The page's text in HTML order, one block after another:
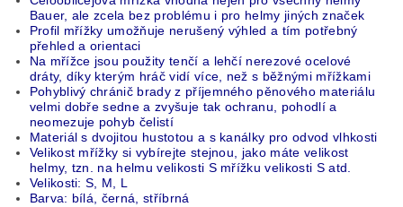
Bauer, ale zcela bez problému i pro helmy jiných značek
Profil mřížky umožňuje nerušený výhled a tím potřebný
přehled a orientaci
Na mřížce jsou použity tenčí a lehčí nerezové ocelové
dráty, díky kterým hráč vidí více, než s běžnými mřížkami
Pohyblivý chránič brady z příjemného pěnového materiálu
velmi dobře sedne a zvyšuje tak ochranu, pohodlí a
neomezuje pohyb čelistí
Materiál s dvojitou hustotou a s kanálky pro odvod vlhkosti
Velikost mřížky si vybírejte stejnou, jako máte velikost
helmy, tzn. na helmu velikosti S mřížku velikosti S atd.
Velikosti: S, M, L
Barva: bílá, černá, stříbrná